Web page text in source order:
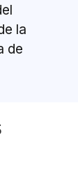
la
de